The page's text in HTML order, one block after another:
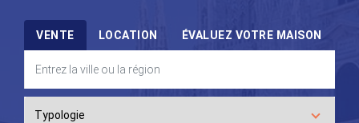
VENTE LOCATION ÉVALUEZ VOTRE MAISON